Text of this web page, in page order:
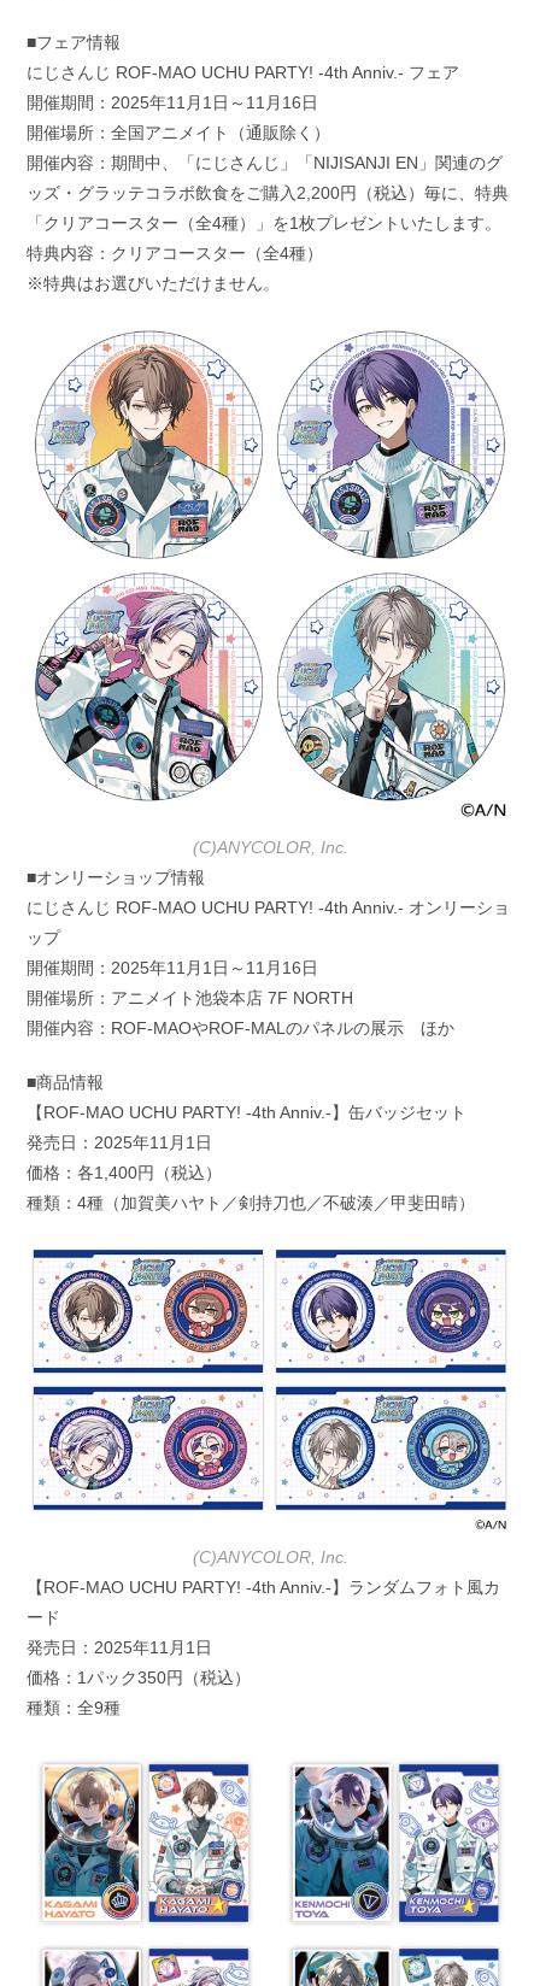
■フェア情報
にじさんじ ROF-MAO UCHU PARTY! -4th Anniv.- フェア
開催期間：2025年11月1日～11月16日
開催場所：全国アニメイト（通販除く）
開催内容：期間中、「にじさんじ」「NIJISANJI EN」関連のグ
ッズ・グラッテコラボ飲食をご購入2,200円（税込）毎に、特典
「クリアコースター（全4種）」を1枚プレゼントいたします。
特典内容：クリアコースター（全4種）
※特典はお選びいただけません。
(C)ANYCOLOR, Inc.
■オンリーショップ情報
にじさんじ ROF-MAO UCHU PARTY! -4th Anniv.- オンリーショ
ップ
開催期間：2025年11月1日～11月16日
開催場所：アニメイト池袋本店 7F NORTH
開催内容：ROF-MAOやROF-MALのパネルの展示 ほか
■商品情報
【ROF-MAO UCHU PARTY! -4th Anniv.-】缶バッジセット
発売日：2025年11月1日
価格：各1,400円（税込）
種類：4種（加賀美ハヤト／剣持刀也／不破湊／甲斐田晴）
(C)ANYCOLOR, Inc.
【ROF-MAO UCHU PARTY! -4th Anniv.-】ランダムフォト風カ
ード
発売日：2025年11月1日
価格：1パック350円（税込）
種類：全9種